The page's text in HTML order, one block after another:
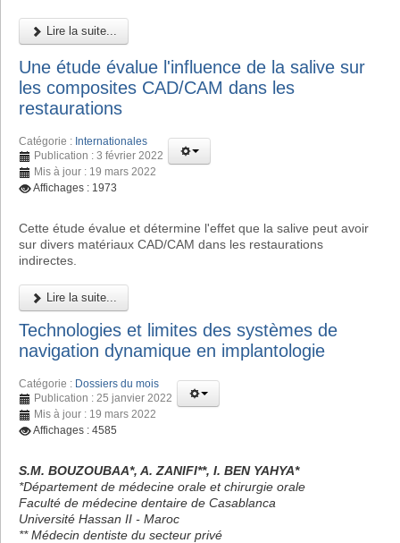
Lire la suite...
Une étude évalue l'influence de la salive sur
les composites CAD/CAM dans les
restaurations
Catégorie : Internationales
Publication : 3 février 2022
Mis à jour : 19 mars 2022
Affichages : 1973
Cette étude évalue et détermine l'effet que la salive peut avoir
sur divers matériaux CAD/CAM dans les restaurations
indirectes.
Lire la suite...
Technologies et limites des systèmes de
navigation dynamique en implantologie
Catégorie : Dossiers du mois
Publication : 25 janvier 2022
Mis à jour : 19 mars 2022
Affichages : 4585
S.M. BOUZOUBAA*, A. ZANIFI**, I. BEN YAHYA*
*Département de médecine orale et chirurgie orale
Faculté de médecine dentaire de Casablanca
Université Hassan II - Maroc
** Médecin dentiste du secteur privé